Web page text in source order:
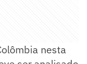
nesta